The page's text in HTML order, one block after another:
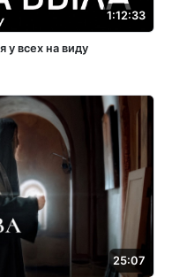
1:12:33
у всех на виду
25:07